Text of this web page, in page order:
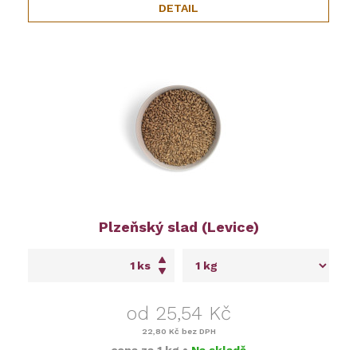
DETAIL
Plzeňský slad (Levice)
ks
od 25,54 Kč
22,80 Kč bez DPH